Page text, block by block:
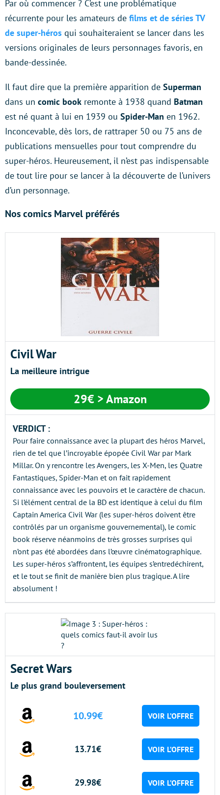
Par où commencer ? C’est une problématique
récurrente pour les amateurs de films et de séries TV
de super-héros qui souhaiteraient se lancer dans les
versions originales de leurs personnages favoris, en
bande-dessinée.
Il faut dire que la première apparition de Superman
dans un comic book remonte à 1938 quand Batman
est né quant à lui en 1939 ou Spider-Man en 1962.
Inconcevable, dès lors, de rattraper 50 ou 75 ans de
publications mensuelles pour tout comprendre du
super-héros. Heureusement, il n’est pas indispensable
de tout lire pour se lancer à la découverte de l’univers
d’un personnage.
Nos comics Marvel préférés
Civil War
La meilleure intrigue
29€ > Amazon
VERDICT :
Pour faire connaissance avec la plupart des héros Marvel,
rien de tel que l’incroyable épopée Civil War par Mark
Millar. On y rencontre les Avengers, les X-Men, les Quatre
Fantastiques, Spider-Man et on fait rapidement
connaissance avec les pouvoirs et le caractère de chacun.
Si l’élément central de la BD est identique à celui du film
Captain America Civil War (les super-héros doivent être
contrôlés par un organisme gouvernemental), le comic
book réserve néanmoins de très grosses surprises qui
n’ont pas été abordées dans l’œuvre cinématographique.
Les super-héros s’affrontent, les équipes s’entredéchirent,
et le tout se finit de manière bien plus tragique. A lire
absolument !
Secret Wars
Le plus grand bouleversement
10.99€ VOIR L’OFFRE
13.71€ VOIR L’OFFRE
29.98€ VOIR L’OFFRE